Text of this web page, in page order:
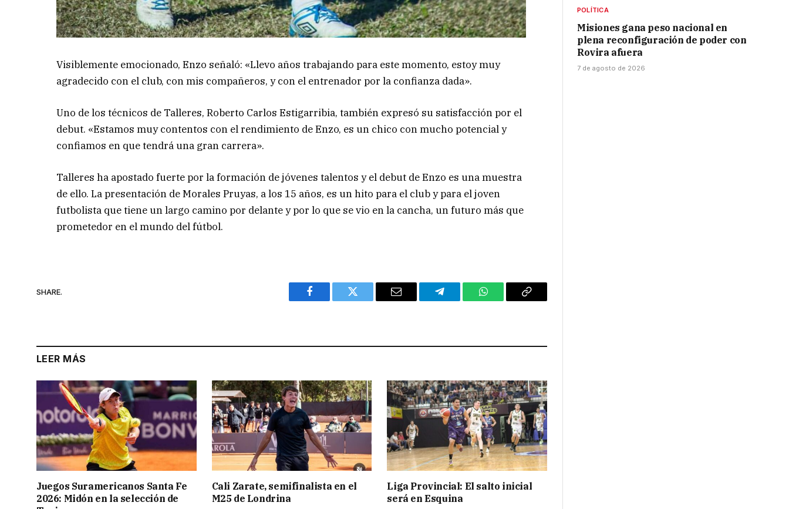
Visiblemente emocionado, Enzo señaló: «Llevo años trabajando para este momento, estoy muy
agradecido con el club, con mis compañeros, y con el entrenador por la confianza dada».
Uno de los técnicos de Talleres, Roberto Carlos Estigarribia, también expresó su satisfacción por el
debut. «Estamos muy contentos con el rendimiento de Enzo, es un chico con mucho potencial y
confiamos en que tendrá una gran carrera».
Talleres ha apostado fuerte por la formación de jóvenes talentos y el debut de Enzo es una muestra
de ello. La presentación de Morales Pruyas, a los 15 años, es un hito para el club y para el joven
futbolista que tiene un largo camino por delante y por lo que se vio en la cancha, un futuro más que
prometedor en el mundo del fútbol.
SHARE.
Facebook Twitter Email Telegram WhatsAppCopy
LEER MÁS
Juegos Suramericanos Santa Fe
2026: Midón en la selección de
Cali Zarate, semifinalista en el
M25 de Londrina
Liga Provincial: El salto inicial
será en Esquina
POLÍTICA
Misiones gana peso nacional en
plena reconfiguración de poder con
Rovira afuera
7 de agosto de 2026